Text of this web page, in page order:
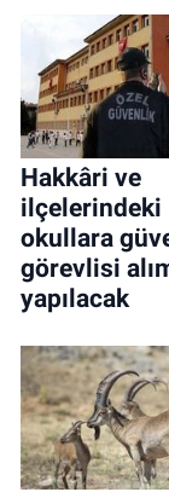
Hakkâri ve
ilçelerindeki
okullara
görevlisi
yapılacak